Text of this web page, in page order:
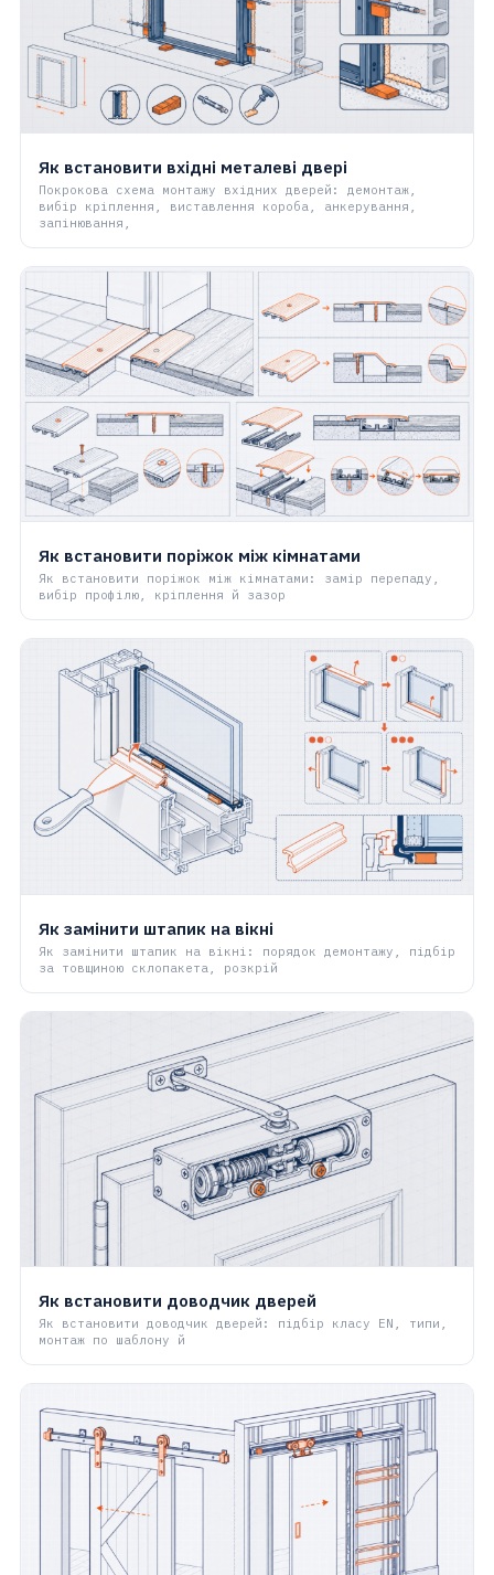
Як встановити вхідні металеві двері
Покрокова схема монтажу вхідних дверей: демонтаж,
вибір кріплення, виставлення короба, анкерування,
запінювання,
Як встановити поріжок між кімнатами
Як встановити поріжок між кімнатами: замір перепаду,
вибір профілю, кріплення й зазор
Як замінити штапик на вікні
Як замінити штапик на вікні: порядок демонтажу, підбір
за товщиною склопакета, розкрій
Як встановити доводчик дверей
Як встановити доводчик дверей: підбір класу EN, типи,
монтаж по шаблону й